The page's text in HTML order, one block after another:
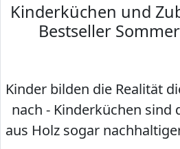
Kinderküchen und
Bestseller
Kinder bilden die Realität
nach - Kinderküchen sind
aus Holz sogar